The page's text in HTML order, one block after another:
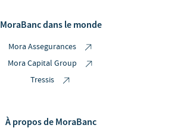
MoraBanc dans le monde
Mora Assegurances
Mora Capital Group
Tressis
À propos de MoraBanc